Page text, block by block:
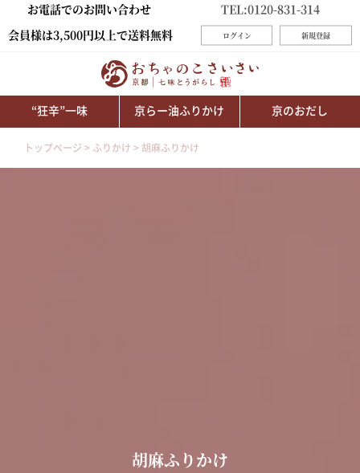
お電話でのお問い合わせ
TEL:0120-831-314
会員様は3,500円以上で送料無料
ログイン 新規登録
“狂辛”一味 京らー油ふりかけ 京のおだし
トップページ ふりかけ 胡麻ふりかけ
胡麻ふりかけ